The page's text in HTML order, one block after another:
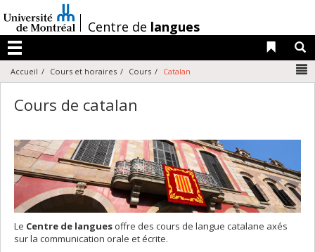
au
contenu
/
Centre de langues
Menu
Liens
Accueil Cours et horaires Cours Catalan
Cours de catalan
Le Centre de langues offre des cours de langue catalane axés
sur la communication orale et écrite.